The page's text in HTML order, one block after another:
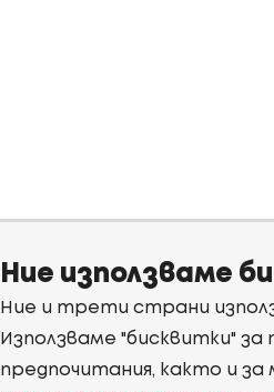
Ние използваме
Ние и трети страни
Използваме "бисквитки"
предпочитания, както и